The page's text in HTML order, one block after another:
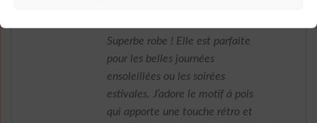
5
Superbe robe ! Elle est parfaite
pour les belles journées
ensoleillées ou les soirées
estivales. J’adore le motif à pois
qui apporte une touche rétro et